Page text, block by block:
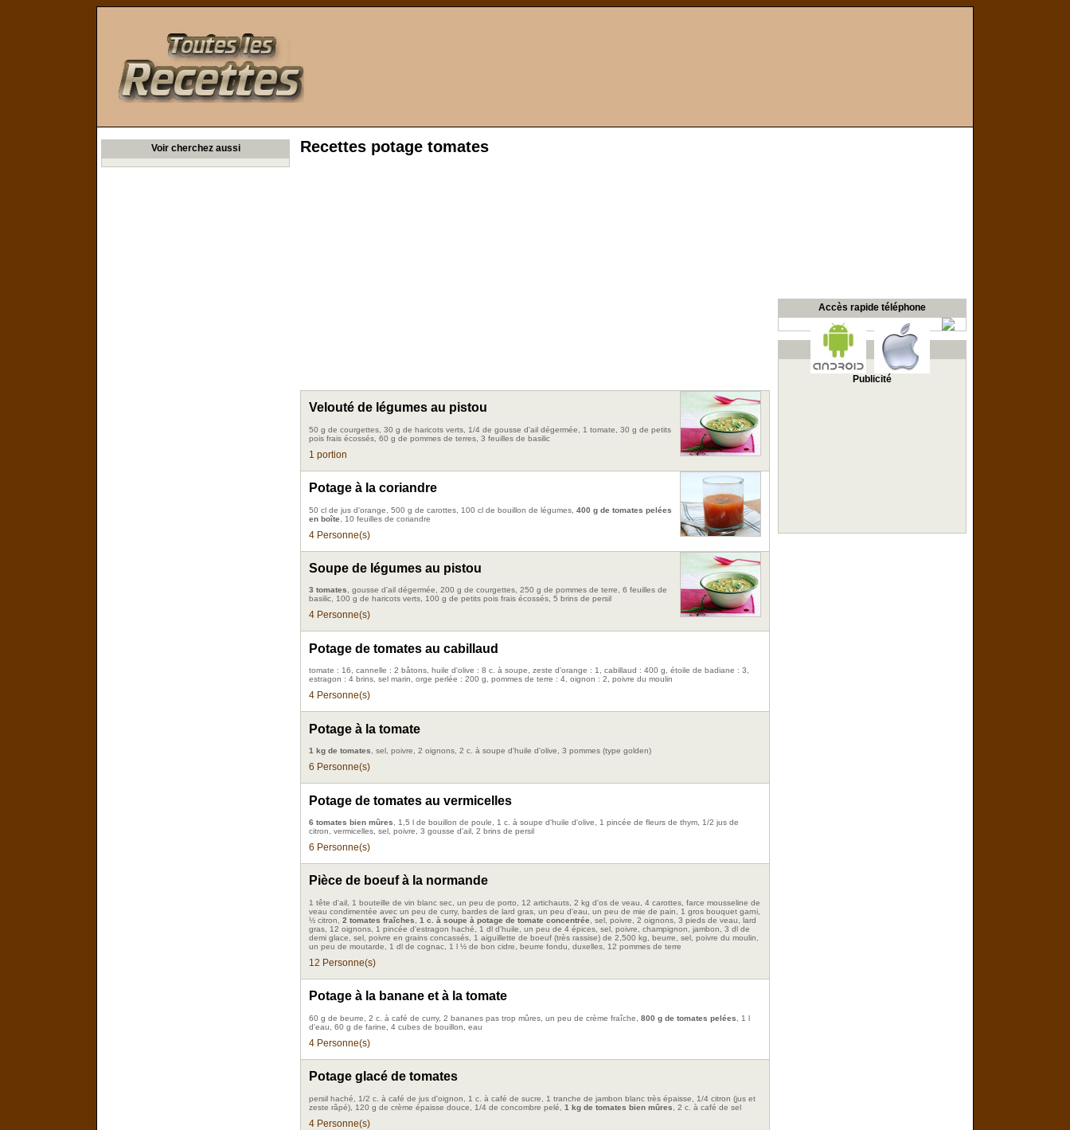
Voir cherchez aussi Recettes potage tomates
Velouté de légumes au pistou
50 g de courgettes, 30 g de haricots verts, 1/4 de gousse d'ail dégermée, 1 tomate, 30 g de petits
pois frais écossés, 60 g de pommes de terres, 3 feuilles de basilic
1 portion
Potage à la coriandre
50 cl de jus d'orange, 500 g de carottes, 100 cl de bouillon de légumes, 400 g de tomates pelées
en boîte , 10 feuilles de coriandre
4 Personne(s)
Soupe de légumes au pistou
3 tomates, gousse d'ail dégermée, 200 g de courgettes, 250 g de pommes de terre, 6 feuilles de
basilic, 100 g de haricots verts, 100 g de petits pois frais écossés, 5 brins de persil
4 Personne(s)
Potage de tomates au cabillaud
tomate : 16, cannelle : 2 bâtons, huile d'olive : 8 c. à soupe, zeste d'orange : 1, cabillaud : 400 g, étoile de badiane : 3,
estragon : 4 brins, sel marin, orge perlée : 200 g, pommes de terre : 4, oignon : 2, poivre du moulin
4 Personne(s)
Potage à la tomate
1 kg de tomates , sel, poivre, 2 oignons, 2 c. à soupe d'huile d'olive, 3 pommes (type golden)
6 Personne(s)
Potage de tomates au vermicelles
6 tomates bien mûres , 1,5 l de bouillon de poule, 1 c. à soupe d'huile d'olive, 1 pincée de fleurs de thym, 1/2 jus de
citron, vermicelles, sel, poivre, 3 gousse d'ail, 2 brins de persil
6 Personne(s)
Pièce de boeuf à la normande
1 tête d'ail, 1 bouteille de vin blanc sec, un peu de porto, 12 artichauts, 2 kg d'os de veau, 4 carottes, farce mousseline de
veau condimentée avec un peu de curry, bardes de lard gras, un peu d'eau, un peu de mie de pain, 1 gros bouquet garni,
½ citron, 2 tomates fraîches 1 c. à soupe à potage de tomate concentrée , sel, poivre, 2 oignons, 3 pieds de veau, lard
gras, 12 oignons, 1 pincée d'estragon haché, 1 dl d'huile, un peu de 4 épices, sel, poivre, champignon, jambon, 3 dl de
demi glace, sel, poivre en grains concassés, 1 aiguillette de boeuf (très rassise) de 2,500 kg, beurre, sel, poivre du moulin,
un peu de moutarde, 1 dl de cognac, 1 l ½ de bon cidre, beurre fondu, duxelles, 12 pommes de terre
12 Personne(s)
Potage à la banane et à la tomate
60 g de beurre, 2 c. à café de curry, 2 bananes pas trop mûres, un peu de crème fraîche, 800 g de tomates pelées , 1 l
d'eau, 60 g de farine, 4 cubes de bouillon, eau
4 Personne(s)
Potage glacé de tomates
persil haché, 1/2 c. à café de jus d'oignon, 1 c. à café de sucre, 1 tranche de jambon blanc très épaisse, 1/4 citron (jus et
zeste râpé), 120 g de crème épaisse douce, 1/4 de concombre pelé, 1 kg de tomates bien mûres , 2 c. à café de sel
4 Personne(s)
Accès rapide téléphone
Publicité